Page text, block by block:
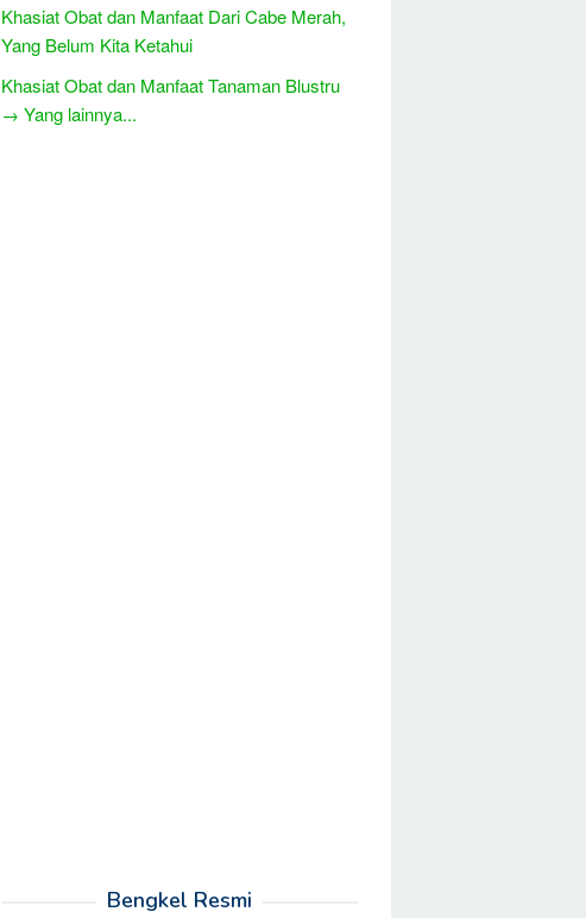
Khasiat Obat dan Manfaat Dari Cabe Merah,
Yang Belum Kita Ketahui
Khasiat Obat dan Manfaat Tanaman Blustru
→ Yang lainnya...
Bengkel Resmi